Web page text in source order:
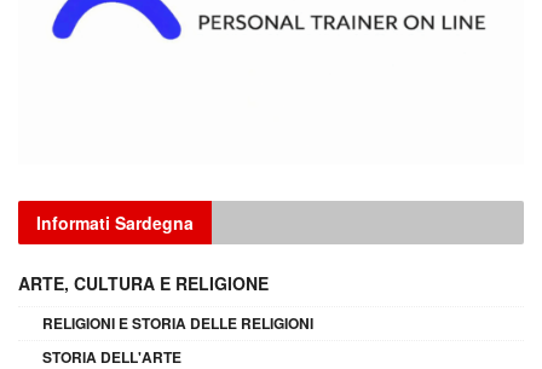
Informati Sardegna
ARTE, CULTURA E RELIGIONE
RELIGIONI E STORIA DELLE RELIGIONI
STORIA DELL'ARTE